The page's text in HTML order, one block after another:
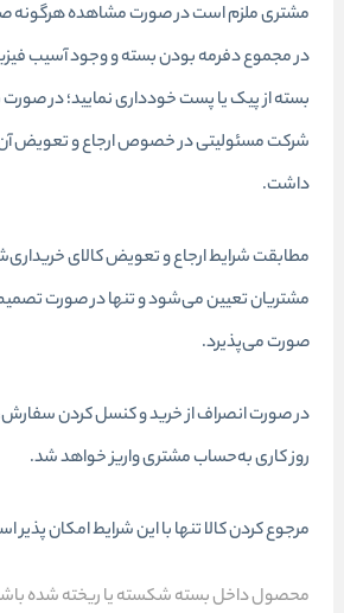
مشتری ملزم است در صورت مشاهده
در مجموع دفرمه بودن بسته و وجود آسیب
بسته از پیک یا پست خودداری نمایید؛ در
شرکت مسئولیتی در خصوص ارجاع و تعویض
داشت.
مطابقت شرایط ارجاع و تعویض کالای
مشتریان تعیین می‌شود و تنها در صورت تصمیم
صورت می‌پذیرد.
روز کاری به‌حساب مشتری واریز خواهد شد.
مرجوع کردن کالا تنها با این شرایط امکان پذیر
محصول داخل بسته شکسته یا ریخته شده